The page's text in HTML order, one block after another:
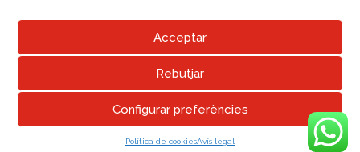
Acceptar
Rebutjar
Configurar preferències
Política de cookiesAvís legal
AMB EL SUPORT DE:
UNIÓ EXCURSIONISTA DE SABADELL